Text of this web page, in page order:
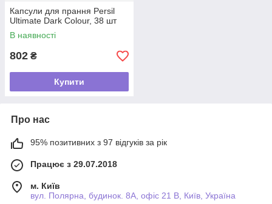
Капсули для прання Persil
Ultimate Dark Colour, 38 шт
В наявності
802 ₴
Купити
Про нас
95% позитивних з 97 відгуків за рік
Працює з 29.07.2018
м. Київ
вул. Полярна, будинок. 8А, офіс 21 В, Київ, Україна